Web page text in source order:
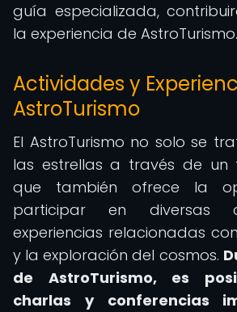
guía especializada,
la experiencia de AstroTurismo.
Actividades y
AstroTurismo
El AstroTurismo no solo se
las estrellas a través de un
que también ofrece la
participar en diversas
experiencias relacionadas
y la exploración del cosmos.
de AstroTurismo, es
charlas y conferencias